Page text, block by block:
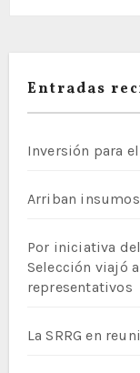
Entradas
Inversión para
Arriban
Por iniciativa
Selección viajó
representativos
La SRRG en